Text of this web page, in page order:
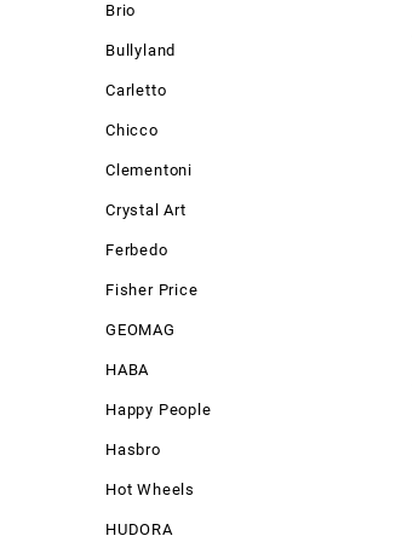
Brio
Bullyland
Carletto
Chicco
Clementoni
Crystal Art
Ferbedo
Fisher Price
GEOMAG
HABA
Happy People
Hasbro
Hot Wheels
HUDORA